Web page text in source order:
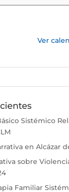
Ver
Sistémico
en Alcázar
sobre
Familiar